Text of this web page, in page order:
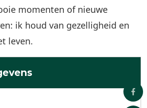
momenten of nieuwe
ik houd van gezelligheid en
leven.